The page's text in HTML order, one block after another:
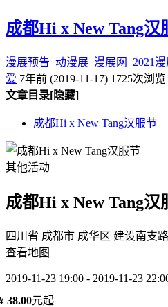
成都Hi x New Tang汉
漫展预告_动漫展_漫展网_2021
爱 7年前 (2019-11-17) 1725次浏览
文章目录[隐藏]
成都Hi x New Tang汉服节
其他活动
成都Hi x New Tang汉
四川省 成都市 成华区 建设南支
查看地图
2019-11-23 19:00 - 2019-11-23
38.00元起